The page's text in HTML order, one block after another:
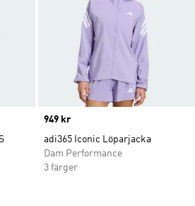
Price
949 kr
adi365 Iconic Löparjacka
Dam Performance
3 färger